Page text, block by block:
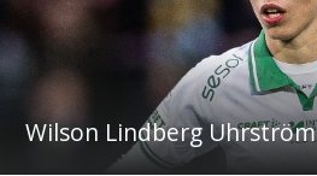
Wilson Lindberg Uhrström